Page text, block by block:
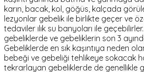
karın, bacak, kol, göğüs, kalçada
lezyonlar gebelik ile birlikte geçer ve
tedaviler ılık su banyoları ile
gebeliklerde ve gebeliklerin son 3
Gebeliklerde en sık kaşıntıya neden
bebeği ve gebeliği tehlikeye sokacak
tekrarlayan gebeliklerde de genellikle